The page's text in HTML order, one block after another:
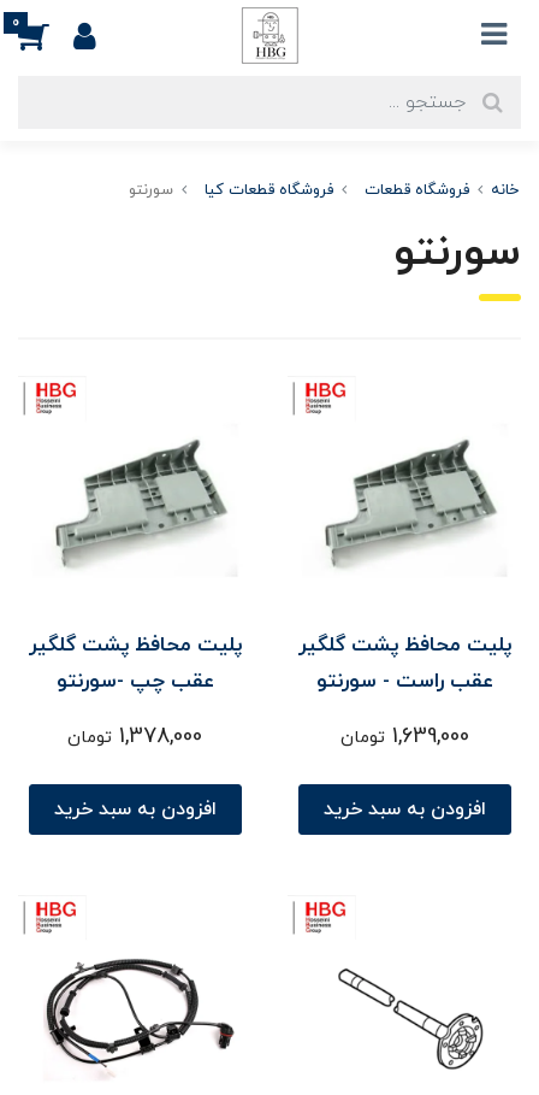
0
خانه فروشگاه قطعات فروشگاه قطعات کیا سورنتو
سورنتو
پلیت محافظ پشت گلگیر
عقب راست - سورنتو
1,639,000 تومان
افزودن به سبد خرید
پلیت محافظ پشت گلگیر
عقب چپ -سورنتو
1,378,000 تومان
افزودن به سبد خرید